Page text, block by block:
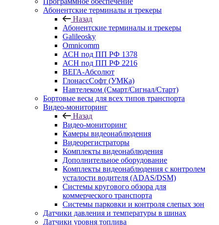
Абонентские терминалы и трекеры
Назад
Абонентские терминалы и трекеры
Galileosky
Omnicomm
АСН под ПП РФ 1378
АСН под ПП РФ 2216
ВЕГА-Абсолют
ГлонассСофт (УМКа)
Навтелеком (Смарт/Сигнал/Старт)
Бортовые весы для всех типов транспорта
Видео-мониторинг
Назад
Видео-мониторинг
Камеры видеонаблюдения
Видеорегистраторы
Комплекты видеонаблюдения
Дополнительное оборудование
Комплекты видеонаблюдения с контролем
усталости водителя (ADAS/DSM)
Системы кругового обзора для
коммерческого транспорта
Системы парковки и контроля слепых зон
Датчики давления и температуры в шинах
Датчики уровня топлива